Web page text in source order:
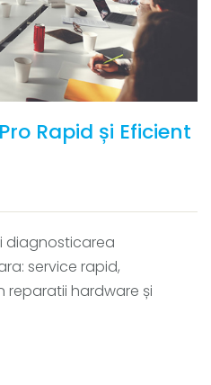
Rapid și Eficient
diagnosticarea
service rapid,
reparatii hardware și